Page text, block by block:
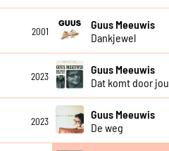
2001
Guus Meeuwis
Dankjewel
2023
Guus Meeuwis
Dat komt door jou
2023
Guus Meeuwis
De weg